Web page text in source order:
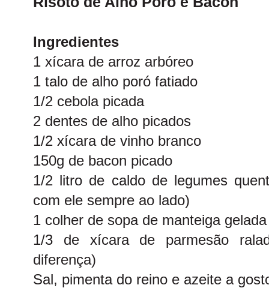
Ingredientes
1 xícara de arroz arbóreo
1 talo de alho poró fatiado
1/2 cebola picada
2 dentes de alho picados
1/2 xícara de vinho branco
150g de bacon picado
1/2 litro de caldo de legumes
com ele sempre ao lado)
1 colher de sopa de manteiga gelada
1/3 de xícara de parmesão
diferença)
Sal, pimenta do reino e azeite a